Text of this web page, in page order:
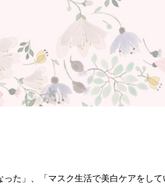
た」、 「マスク生活で美白ケアをし